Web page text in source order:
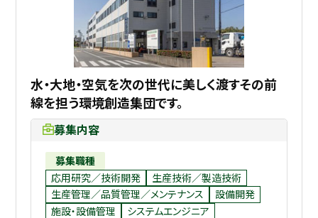
水・大地・空気を次の世代に美しく渡すその前
線を担う環境創造集団です。
募集内容
募集職種
応用研究／技術開発
生産技術／製造技術
生産管理／品質管理／メンテナンス
設備開発
施設・設備管理
システムエンジニア